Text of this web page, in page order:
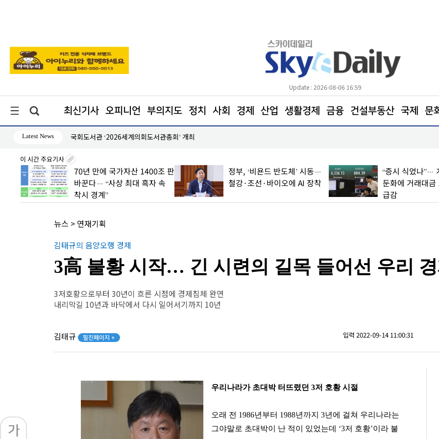
Update : 2026-08-06 16:59
최신기사 오피니언 부의지도 정치 사회 경제 산업 생활경제 금융 건설부동산 국제 문
Latest News 국회도서관 ‘2026세계의회도서관총회’ 개최
이 시간 주요기사
70년 만에 국가자산 1400조 판
바꾼다… “사상 최대 흑자 속
착시 경계”
정부, ‘비욘드 반도체’ 시동…
철강·조선·바이오에 AI 장착
“증시 식었나”…
둔화에 거래대금
급감
뉴스 > 연재기획
김태규의 음양오행 경제
3高 불황 시작… 긴 시련의 길목 들어선 우리
3저호황으로부터 30년이 흐른 시점에 경제침체 완연
내리막길 10년과 바닥에서 다시 일어서기까지 10년
김태규 필진페이지 + 입력 2022-09-14 11:00:31
우리나라가 초대박 터뜨렸던 3저 호황 시절
오래 전 1986년부터 1988년까지 3년에 걸쳐 우리나라는
그야말로 초대박이 난 적이 있었는데 ‘3저 호황’이라 불